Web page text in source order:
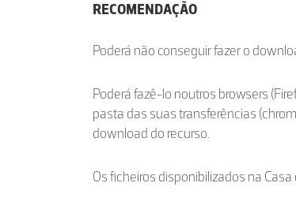
RECOMENDAÇÃO
Poderá não conseguir fazer o
Poderá fazê-lo noutros browsers
pasta das suas transferências
download do recurso.
Os ficheiros disponibilizados na